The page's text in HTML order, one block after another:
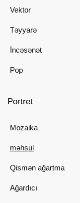
Vektor
Təyyarə
İncəsənət
Pop
Portret
Mozaika
məhsul
Qismən ağartma
Ağardıcı